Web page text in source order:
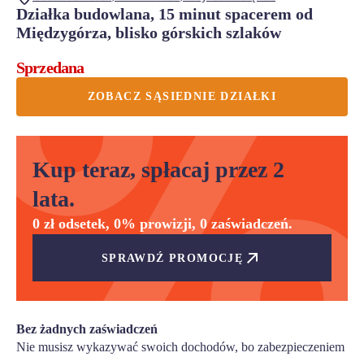
Działka budowlana, 15 minut spacerem od
Międzygórza, blisko górskich szlaków
Sprzedana
ZOBACZ SĄSIEDNIE DZIAŁKI
Kup teraz, spłacaj przez 2
lata.
0 zł odsetek, 0% prowizji, 0 zaświadczeń.
SPRAWDŹ PROMOCJĘ
Bez żadnych zaświadczeń
Nie musisz wykazywać swoich dochodów, bo zabezpieczeniem